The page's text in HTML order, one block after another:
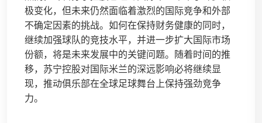
极变化，但未来仍然面临着激烈的国际竞争和外部
不确定因素的挑战。如何在保持财务健康的同时，
继续加强球队的竞技水平，并进一步扩大国际市场
份额，将是未来发展中的关键问题。随着时间的推
移，苏宁控股对国际米兰的深远影响必将继续显
现，推动俱乐部在全球足球舞台上保持强劲竞争
力。